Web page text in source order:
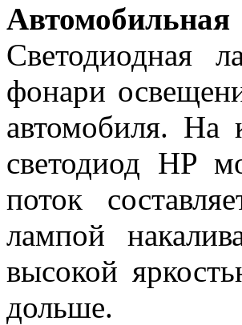
Светодиодная
фонари
автомобиля. На
светодиод HP
поток
лампой
высокой
дольше.